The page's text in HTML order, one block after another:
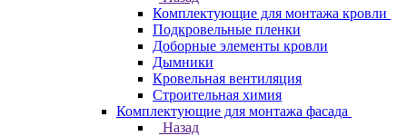
Комплектующие для монтажа кровли
Подкровельные пленки
Доборные элементы кровли
Дымники
Кровельная вентиляция
Строительная химия
Комплектующие для монтажа фасада
Назад